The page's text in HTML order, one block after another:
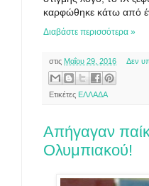
καρφώθηκε κάτω από
Διαβάστε περισσότερα »
στις Μαΐου 29, 2016 Δεν
Ετικέτες ΕΛΛΑΔΑ
Απήγαγαν
Ολυμπιακού!